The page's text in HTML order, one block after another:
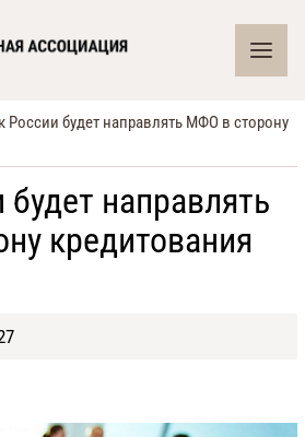
России будет направлять МФО в сторону
направлять
кредитования